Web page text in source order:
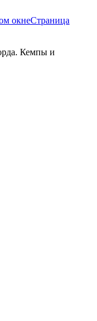
окнеСтраница
Кемпы и